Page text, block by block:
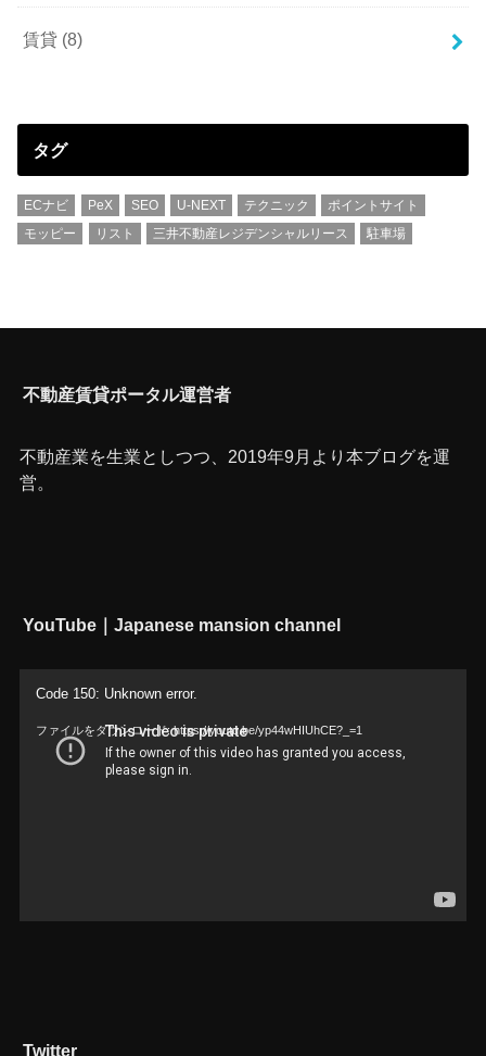
賃貸 (8)
タグ
ECナビ PeX SEO U-NEXT テクニック
ポイントサイト
モッピー
リスト 三井不動産レジデンシャルリース 駐車場
不動産賃貸ポータル運営者
不動産業を生業としつつ、2019年9月より本ブログを運
営。
YouTube｜Japanese mansion channel
Code 150: Unknown error.
ファイルをダウンロード: https://youtu.be/yp44wHIUhCE?_=1
Twitter